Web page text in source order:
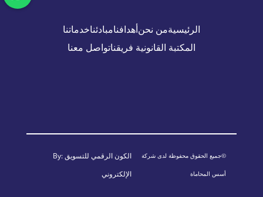
الرئيسيةمن نحنأهدافنامبادئناخدماتنا
المكتبة القانونية فريقناتواصل معنا
By:الكون الرقمي للتسويق
الإلكتروني
©جميع الحقوق محفوظة لدى شركة
أسس المحاماة